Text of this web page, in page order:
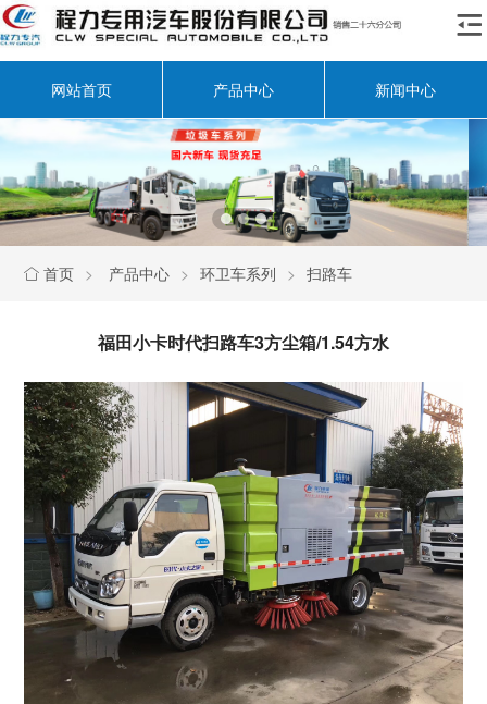

网站首页 产品中心 新闻中心
 首页 > 产品中心 > 环卫车系列 > 扫路车
福田小卡时代扫路车3方尘箱/1.54方水